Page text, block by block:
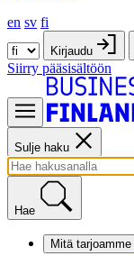
en sv fi
Kirjaudu
Siirry pääsisältöön
Sulje haku
Hae
Mitä tarjoamme